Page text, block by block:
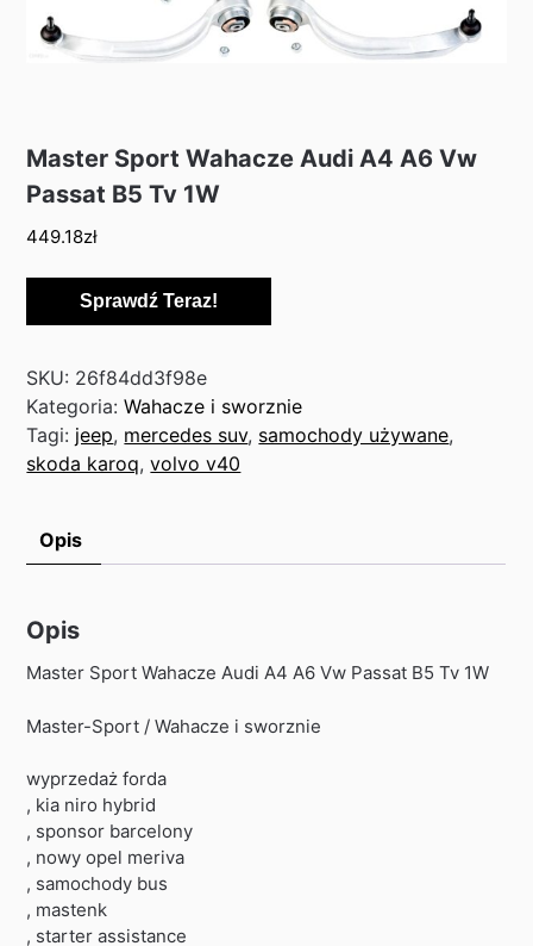
Master Sport Wahacze Audi A4 A6 Vw
Passat B5 Tv 1W
449.18zł
Sprawdź Teraz!
SKU: 26f84dd3f98e
Kategoria:Wahacze i sworznie
Tagi: jeep, mercedes suv, samochody używane,
skoda karoq,volvo v40
Opis
Opis
Master Sport Wahacze Audi A4 A6 Vw Passat B5 Tv 1W
Master-Sport / Wahacze i sworznie
wyprzedaż forda
, kia niro hybrid
, sponsor barcelony
, nowy opel meriva
, samochody bus
, mastenk
, starter assistance